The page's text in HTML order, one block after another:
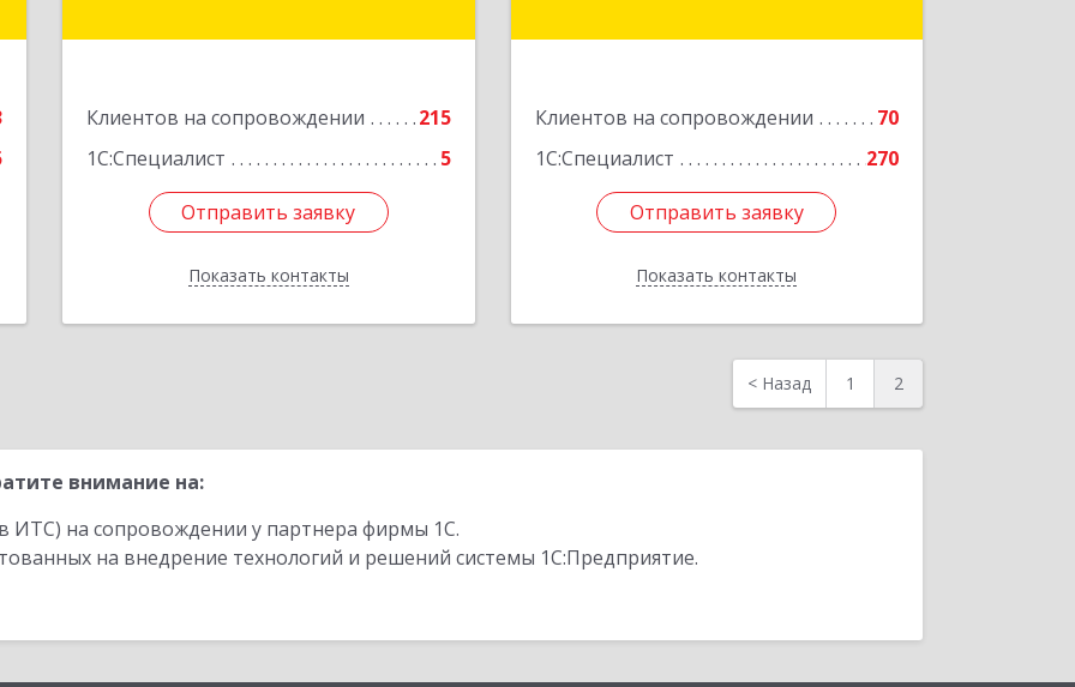
Клиентов на сопровождении
215
1С:Специалист
5
Отправить заявку
Показать контакты
Подробнее
Отправить заявку
Назад
Клиентов на сопровождении
70
1С:Специалист
270
Отправить заявку
Показать контакты
1, пом.625М
Отправить заявку
Назад
< Назад 1 2
внимание на:
ИТС) на сопровождении у партнера фирмы 1С.
на внедрение технологий и решений системы 1С:Предприятие.